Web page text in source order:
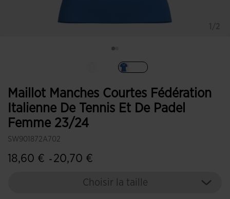
Maillot Manches Courtes Fédération
Italienne De Tennis Et De Padel
Femme 23/24
SW901872A702
18,60 € - 20,70 €
Choisir la taille